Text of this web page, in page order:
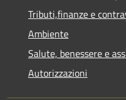
Tributi,finanze e
Ambiente
Salute, benessere e
Autorizzazioni